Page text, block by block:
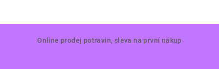
Online prodej potravin, sleva na první nákup